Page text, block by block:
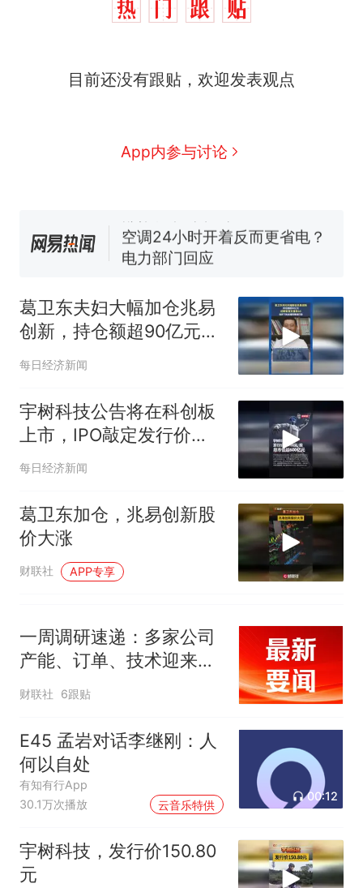
目前还没有跟贴，欢迎发表观点
App内参与讨论
人生
新 搬家报价570元，搬到楼下
交5060元才肯搬上楼！女子傻
空调24小时开着反而更省电？
电力部门回应
试前13名均遭淘汰？教育局：
已叫停招聘，成立调查组全面
核查
“不建议大家买深色蛋糕”上热
搜，网友：天塌了！
那个在床头放菜刀的女孩，
人生
葛卫东夫妇大幅加仓兆易
创新，持仓额超90亿元！
近期曾发文看多AI
每日经济新闻
宇树科技公告将在科创板
上市，IPO敲定发行价
150.8元/股，对应总市值
每日经济新闻
葛卫东加仓，兆易创新股
价大涨
财联社 APP专享
一周调研速递：多家公司
产能、订单、技术迎来突
破，涉及PCB、MLCC、
财联社 6跟贴
E45 孟岩对话李继刚：人
何以自处
有知有行App
30.1万次播放
云音乐特供
00:12
宇树科技，发行价150.80
元